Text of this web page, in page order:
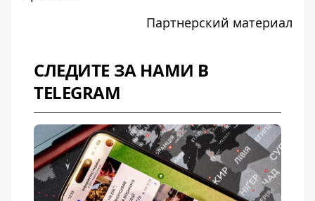
Партнерский материал
СЛЕДИТЕ ЗА НАМИ В
TELEGRAM